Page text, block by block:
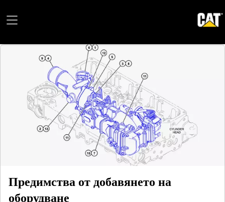
Предимства от добавянето на
оборудване